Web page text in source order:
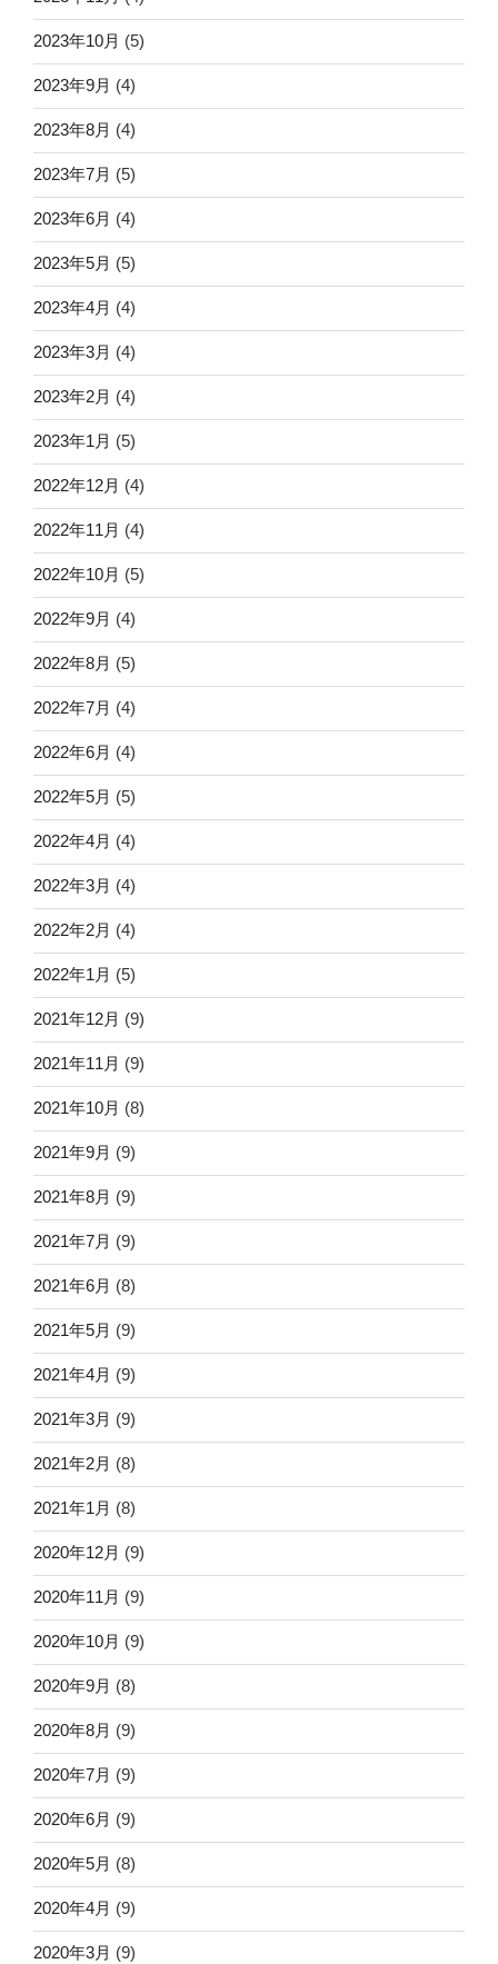
2023年10月 (5)
2023年9月 (4)
2023年8月 (4)
2023年7月 (5)
2023年6月 (4)
2023年5月 (5)
2023年4月 (4)
2023年3月 (4)
2023年2月 (4)
2023年1月 (5)
2022年12月 (4)
2022年11月 (4)
2022年10月 (5)
2022年9月 (4)
2022年8月 (5)
2022年7月 (4)
2022年6月 (4)
2022年5月 (5)
2022年4月 (4)
2022年3月 (4)
2022年2月 (4)
2022年1月 (5)
2021年12月 (9)
2021年11月 (9)
2021年10月 (8)
2021年9月 (9)
2021年8月 (9)
2021年7月 (9)
2021年6月 (8)
2021年5月 (9)
2021年4月 (9)
2021年3月 (9)
2021年2月 (8)
2021年1月 (8)
2020年12月 (9)
2020年11月 (9)
2020年10月 (9)
2020年9月 (8)
2020年8月 (9)
2020年7月 (9)
2020年6月 (9)
2020年5月 (8)
2020年4月 (9)
2020年3月 (9)